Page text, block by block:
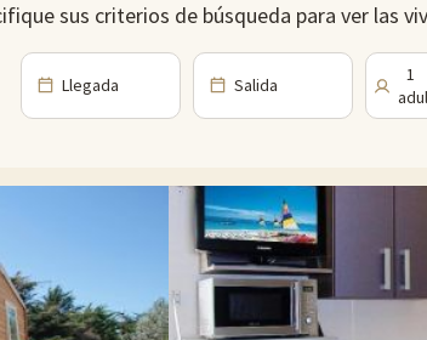
de Vendée, en la región de Pays de la Loire, en la
y Plage des Mouettes, ideales para nadar,
windsurf y vela. El municipio también está
locales y regionales. Las calles comerciales de
la isla de Yeu, Les Sables d'Olonne, las salinas, La
cerca de nuestros alojamientos: zoo, acuario, etc. Si
¡y puede descubrirlas
haciendo clic aquí!
sus criterios de búsqueda para ver las
Llegada Salida
1